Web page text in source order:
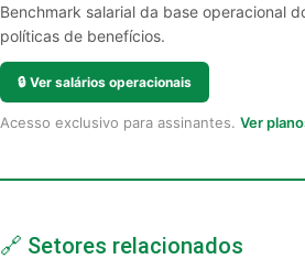
Benchmark salarial da base operacional
políticas de benefícios.
🔒 Ver salários operacionais
Acesso exclusivo para assinantes. Ver
🔗 Setores relacionados